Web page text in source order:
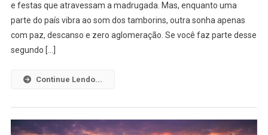
e festas que atravessam a madrugada. Mas, enquanto uma
parte do país vibra ao som dos tamborins, outra sonha apenas
com paz, descanso e zero aglomeração. Se você faz parte desse
segundo […]
Continue Lendo...